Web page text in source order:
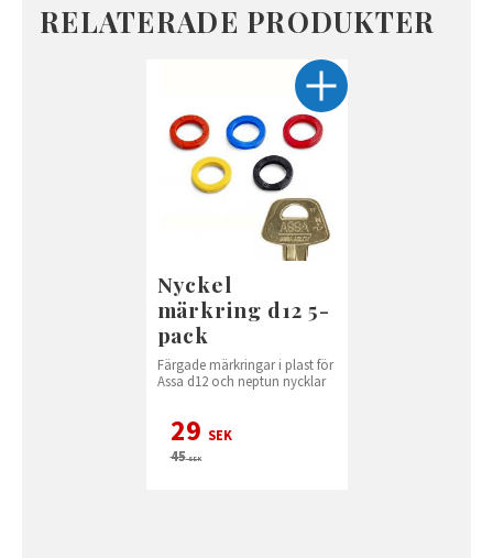
RELATERADE PRODUKTER
Nyckel
märkring d12 5-
pack
Färgade märkringar i plast för
Assa d12 och neptun nycklar
29 SEK
45SEK